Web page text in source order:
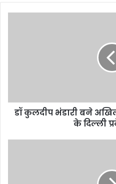
डॉ कुलदीप भंडारी बने
के दिल्ली